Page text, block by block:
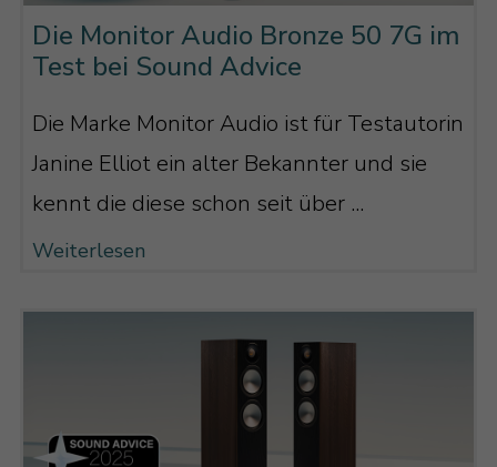
ist, dass der Hochton immer ein kleines
Stück schneller ist als der Mittelton (und
viel schneller als der Tiefton). Er erreicht
Sie also – würde man ihn nicht mit
Bauteilen auf der Frequenzweiche
bremsen – früher als der Mittelton und
lassen.
Und auch wenn man diese
Herausforderung über die
Frequenzweiche lösen kann, möchte man
Die Monitor Audio Bronze 50 7G im
Test bei Sound Advice
Die Marke Monitor Audio ist für Testautorin
Janine Elliot ein alter Bekannter und sie
kennt die diese schon seit über ...
Weiterlesen